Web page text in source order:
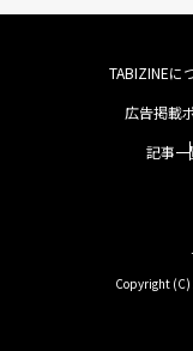
TABIZINEに
広告掲載
記事一
Copyright (C)